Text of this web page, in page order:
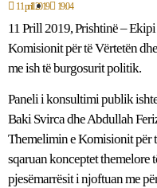
11 prill 2019 19:04
11 Prill 2019, Prishtinë –
Komisionit për të Vërtetën
me ish të burgosurit politik.
Paneli i konsultimi publik
Baki Svirca dhe Abdullah
Themelimin e Komisionit për
sqaruan konceptet themelore
pjesëmarrësit i njoftuan me